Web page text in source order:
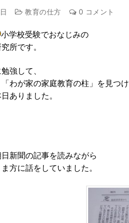
教育の仕方 0 コメント
小学校受験でおなじみの
所です。
強して、
わが家の家庭教育の柱」を見つ
ありました。
新聞の記事を読みながら
方に話をしていました。